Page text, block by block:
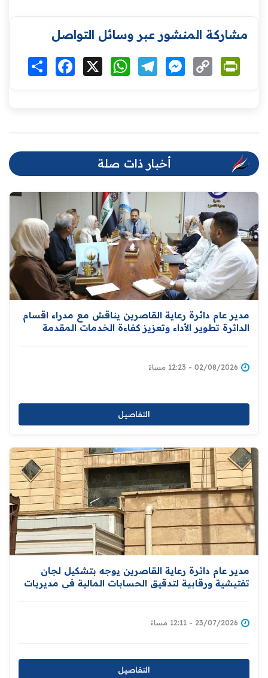
مشاركة المنشور عبر وسائل التواصل
انشر Facebook WhatsAppTelegramMessenger
Copy
Link
أخبار ذات صلة
مدير عام دائرة رعاية القاصرين يناقش مع مدراء اقسام
الدائرة تطوير الأداء وتعزيز كفاءة الخدمات المقدمة
02/08/2026 - 12:23 مساءً
التفاصيل
مدير عام دائرة رعاية القاصرين يوجه بتشكيل لجان
تفتيشية ورقابية لتدقيق الحسابات المالية في مديريات
23/07/2026 - 12:11 مساءً
التفاصيل